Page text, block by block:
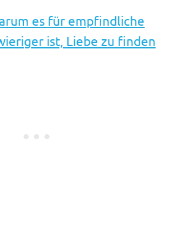
es für empfindliche
ist, Liebe zu finden